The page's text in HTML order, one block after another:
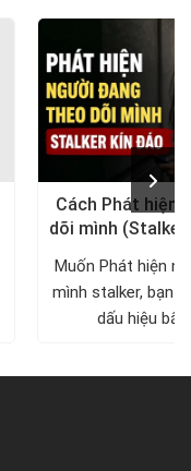
Cách Phát hiện
dõi mình
Muốn Phát hiện
mình stalker, bạn
dấu hiệu bất